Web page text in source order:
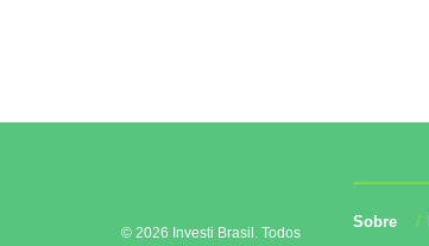
© 2026 Investi Brasil. Todos
Sobre